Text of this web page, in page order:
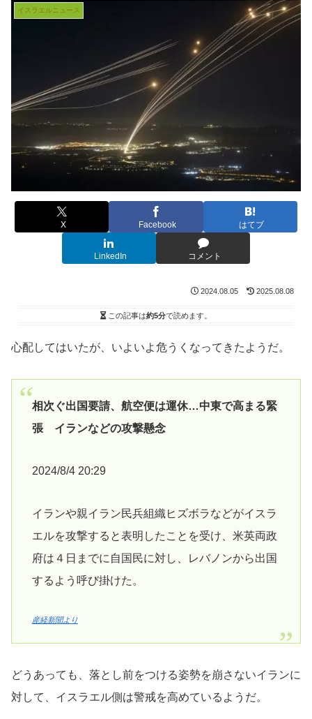
イスラエルニュース
X Facebook はてブ
LinkedIn コメント
2024.08.05 2025.08.08
この記事は約5分で読めます。
心配してはいたが、いよいよ危うくなってきたようだ。
相次ぐ出国要請、航空便は運休…中東で高まる緊
張 イランなどの攻撃懸念
2024/8/4 20:29
イランや親イラン民兵組織ヒズボラなどがイスラ
エルを攻撃すると表明したことを受け、米英両政
府は４日までに自国民に対し、レバノンから出国
するよう呼び掛けた。
産経新聞より
どうあっても、落とし前をつける姿勢を崩さないイランに
対して、イスラエル側は警戒を高めているようだ。